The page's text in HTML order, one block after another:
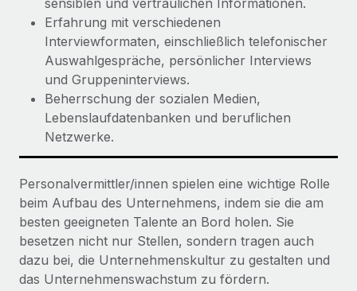
sensiblen und vertraulichen Informationen.
Erfahrung mit verschiedenen
Interviewformaten, einschließlich telefonischer
Auswahlgespräche, persönlicher Interviews
und Gruppeninterviews.
Beherrschung der sozialen Medien,
Lebenslaufdatenbanken und beruflichen
Netzwerke.
Personalvermittler/innen spielen eine wichtige Rolle
beim Aufbau des Unternehmens, indem sie die am
besten geeigneten Talente an Bord holen. Sie
besetzen nicht nur Stellen, sondern tragen auch
dazu bei, die Unternehmenskultur zu gestalten und
das Unternehmenswachstum zu fördern.